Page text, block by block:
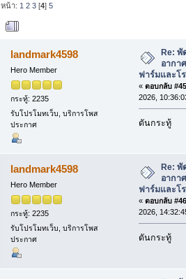
หน้า: 1 2 3 [4]5
ในฟาร์มและโรงงาน ในปัจจุบัน (อ่าน
landmark4598
Hero Member
กระทู้: 2235
รับโปรโมทเว็บ, บริการโพส
ประกาศ
Re:
อากา
ฟาร์มและโ
« ตอบกลับ
2026,
ดันกระทู้
landmark4598
Hero Member
กระทู้: 2235
รับโปรโมทเว็บ, บริการโพส
ประกาศ
Re:
อากา
ฟาร์มและโ
« ตอบกลับ
2026,
ดันกระทู้